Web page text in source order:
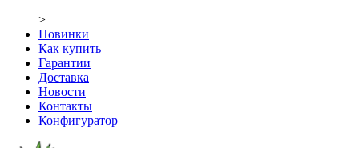
>
Новинки
Как купить
Гарантии
Доставка
Новости
Контакты
Конфигуратор